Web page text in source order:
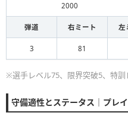
2000
弾道 右ミート 左
3 81
※選手レベル75、限界突破5、特
守備適性とステータス｜プレ